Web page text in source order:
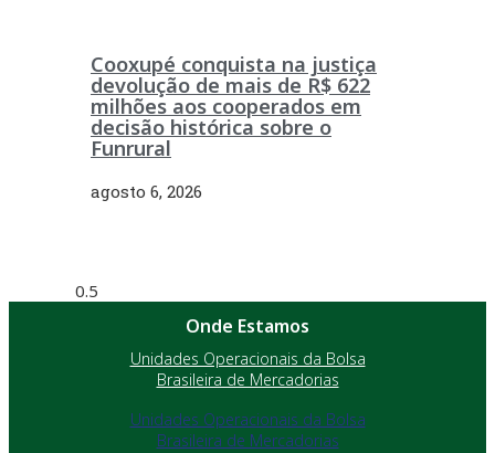
Cooxupé conquista na justiça
devolução de mais de R$ 622
milhões aos cooperados em
decisão histórica sobre o
Funrural
agosto 6, 2026
Onde Estamos
Unidades Operacionais da Bolsa
Brasileira de Mercadorias
Unidades Operacionais da Bolsa
Brasileira de Mercadorias